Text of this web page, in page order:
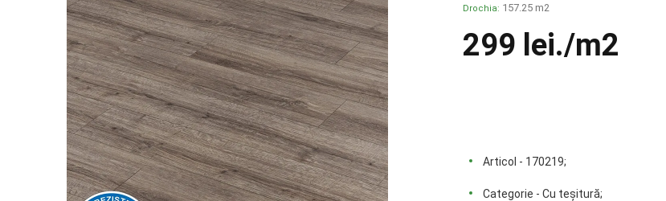
Drochia: 157.25 m2
299 lei./m2
Articol - 170219;
Categorie - Cu teșitură;